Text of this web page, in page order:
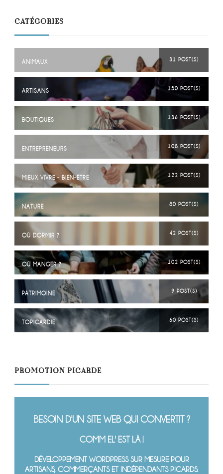
CATÉGORIES
ANIMAUX 31 POST(S)
ARTISANS 150 POST(S)
BOUTIQUES 136 POST(S)
ENTREPRENEURS 108 POST(S)
MIEUX VIVRE - BIEN-ÊTRE 122 POST(S)
NATURE 80 POST(S)
OÙ DORMIR ? 42 POST(S)
OÙ MANGER ? 102 POST(S)
PATRIMOINE 9 POST(S)
TOPICARDIE 60 POST(S)
PROMOTION PICARDE
BESOIN D'UN SITE WEB QUI CONVERTIT ?
COMM EL' EST LÀ !
DÉVELOPPEMENT WORDPRESS SUR MESURE POUR
ARTISANS, COMMERÇANTS ET INDÉPENDANTS PICARDS.